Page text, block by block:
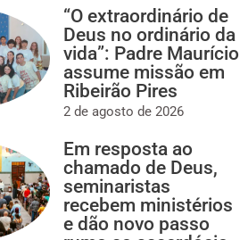
“O extraordinário de
Deus no ordinário da
vida”: Padre Maurício
assume missão em
Ribeirão Pires
2 de agosto de 2026
Em resposta ao
chamado de Deus,
seminaristas
recebem ministérios
e dão novo passo